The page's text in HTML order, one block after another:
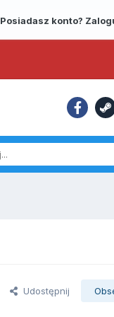
Posiadasz konto?
Udostępnij